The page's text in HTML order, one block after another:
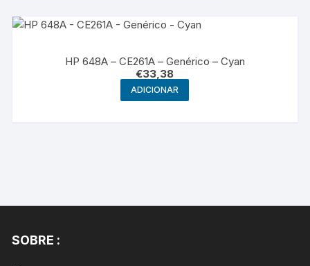
HP 648A – CE261A – Genérico – Cyan
€33,38
ADICIONAR
SOBRE :